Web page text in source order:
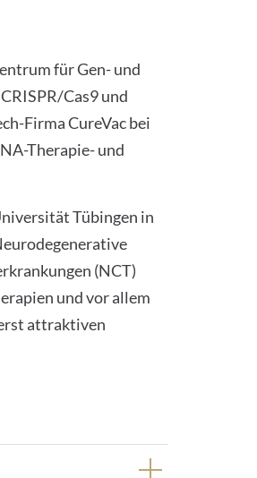
für Gen- und
Cas9 und
Firma CureVac bei
Therapie- und
Tübingen in
(NCT)
und vor allem
attraktiven